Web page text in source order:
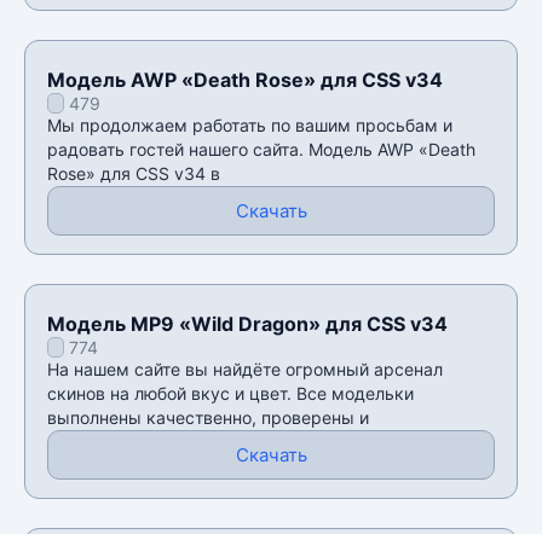
Модель AWP «Death Rose» для CSS v34
479
Мы продолжаем работать по вашим просьбам и
радовать гостей нашего сайта. Модель AWP «Death
Rose» для CSS v34 в
Скачать
Модель MP9 «Wild Dragon» для CSS v34
774
На нашем сайте вы найдёте огромный арсенал
скинов на любой вкус и цвет. Все модельки
выполнены качественно, проверены и
Скачать